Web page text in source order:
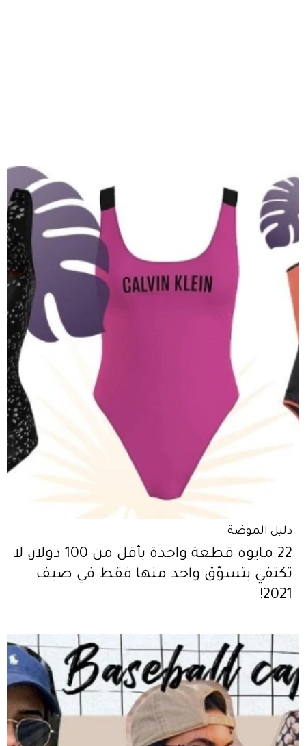
دليل الموضة
22 مايوه قطعة واحدة بأقل من 100 دولار، لا
تكتفي بتسوّق واحد منها فقط في صيف
2021!